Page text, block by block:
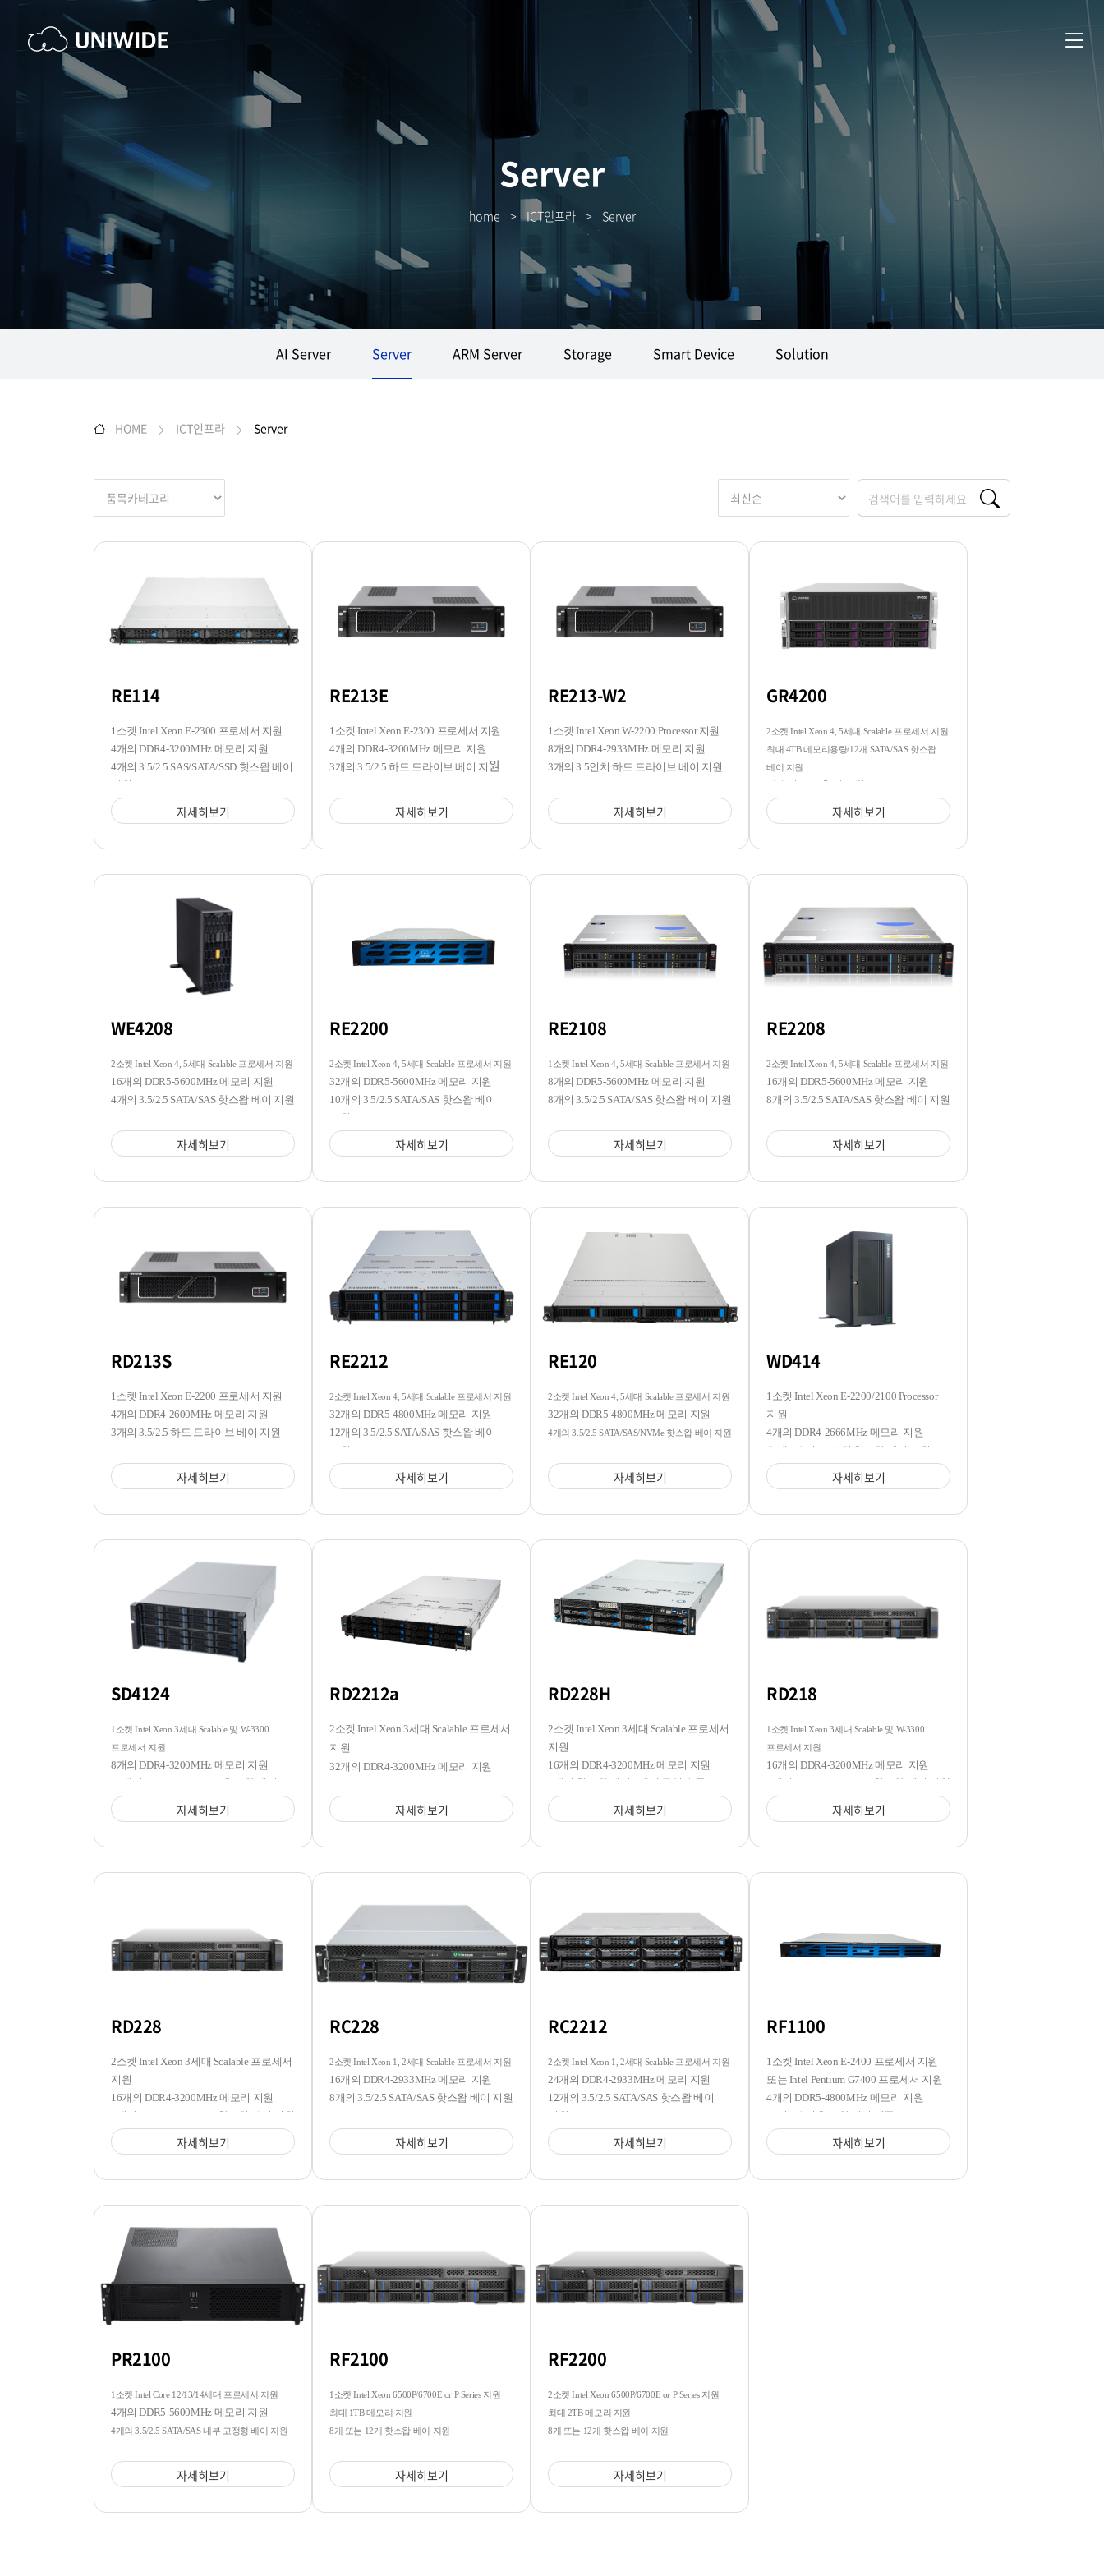
Server
home >ICT인프라> Server
AI Server Server ARM Server Storage Smart Device Solution
HOME ICT인프라 Server
RE114
1소켓 Intel Xeon E-2300 프로세서 지원
4개의 DDR4-3200MHz 메모리 지원
4개의 3.5/2.5 SAS/SATA/SSD 핫스왑 베이
지원
자세히보기
RE213E
1소켓 Intel Xeon E-2300 프로세서 지원
4개의 DDR4-3200MHz 메모리 지원
3개의 3.5/2.5 하드 드라이브 베이 지원
자세히보기
RE213-W2
1소켓 Intel Xeon W-2200 Processor 지원
8개의 DDR4-2933MHz 메모리 지원
3개의 3.5인치 하드 드라이브 베이 지원
자세히보기
GR4200
2소켓 Intel Xeon 4, 5세대 Scalable 프로세서 지원
최대 4TB 메모리용량/12개 SATA/SAS 핫스왑
베이 지원
다수의 GPU 확장 지원
자세히보기
WE4208
2소켓 Intel Xeon 4, 5세대 Scalable 프로세서 지원
16개의 DDR5-5600MHz 메모리 지원
4개의 3.5/2.5 SATA/SAS 핫스왑 베이 지원
자세히보기
RE2200
2소켓 Intel Xeon 4, 5세대 Scalable 프로세서 지원
32개의 DDR5-5600MHz 메모리 지원
10개의 3.5/2.5 SATA/SAS 핫스왑 베이
지원
자세히보기
RE2108
1소켓 Intel Xeon 4, 5세대 Scalable 프로세서 지원
8개의 DDR5-5600MHz 메모리 지원
8개의 3.5/2.5 SATA/SAS 핫스왑 베이 지원
자세히보기
RE2208
2소켓 Intel Xeon 4, 5세대 Scalable 프로세서 지원
16개의 DDR5-5600MHz 메모리 지원
8개의 3.5/2.5 SATA/SAS 핫스왑 베이 지원
자세히보기
RD213S
1소켓 Intel Xeon E-2200 프로세서 지원
4개의 DDR4-2600MHz 메모리 지원
3개의 3.5/2.5 하드 드라이브 베이 지원
자세히보기
RE2212
2소켓 Intel Xeon 4, 5세대 Scalable 프로세서 지원
32개의 DDR5-4800MHz 메모리 지원
12개의 3.5/2.5 SATA/SAS 핫스왑 베이
지원
자세히보기
RE120
2소켓 Intel Xeon 4, 5세대 Scalable 프로세서 지원
32개의 DDR5-4800MHz 메모리 지원
4개의 3.5/2.5 SATA/SAS/NVMe 핫스왑 베이 지원
자세히보기
WD414
1소켓 Intel Xeon E-2200/2100 Processor
지원
4개의 DDR4-2666MHz 메모리 지원
최대 7개의 3.5인치 핫스왑 베이 지원
자세히보기
SD4124
1소켓 Intel Xeon 3세대 Scalable 및 W-3300
프로세서 지원
8개의 DDR4-3200MHz 메모리 지원
24개의 3.5/2.5 SATA/SAS 핫스왑 베이
지원
자세히보기
RD2212a
2소켓 Intel Xeon 3세대 Scalable 프로세서
지원
32개의 DDR4-3200MHz 메모리 지원
자세히보기
RD228H
2소켓 Intel Xeon 3세대 Scalable 프로세서
지원
16개의 DDR4-3200MHz 메모리 지원
8개의 핫스왑 베이/4개의 듀얼 슬롯 GPU
지원
자세히보기
RD218
1소켓 Intel Xeon 3세대 Scalable 및 W-3300
프로세서 지원
16개의 DDR4-3200MHz 메모리 지원
8개의 3.5/2.5 SATA/SAS 핫스왑 베이 지원
자세히보기
RD228
2소켓 Intel Xeon 3세대 Scalable 프로세서
지원
16개의 DDR4-3200MHz 메모리 지원
8개의 3.5/2.5 SATA/SAS 핫스왑 베이 지원
자세히보기
RC228
2소켓 Intel Xeon 1, 2세대 Scalable 프로세서 지원
16개의 DDR4-2933MHz 메모리 지원
8개의 3.5/2.5 SATA/SAS 핫스왑 베이 지원
자세히보기
RC2212
2소켓 Intel Xeon 1, 2세대 Scalable 프로세서 지원
24개의 DDR4-2933MHz 메모리 지원
12개의 3.5/2.5 SATA/SAS 핫스왑 베이
지원
자세히보기
RF1100
1소켓 Intel Xeon E-2400 프로세서 지원
또는 Intel Pentium G7400 프로세서 지원
4개의 DDR5-4800MHz 메모리 지원
전면 4개의 핫스왑 베이 제공
자세히보기
PR2100
1소켓 Intel Core 12/13/14세대 프로세서 지원
4개의 DDR5-5600MHz 메모리 지원
4개의 3.5/2.5 SATA/SAS 내부 고정형 베이 지원
자세히보기
RF2100
1소켓 Intel Xeon 6500P/6700E or P Series 지원
최대 1TB 메모리 지원
8개 또는 12개 핫스왑 베이 지원
자세히보기
RF2200
2소켓 Intel Xeon 6500P/6700E or P Series 지원
최대 2TB 메모리 지원
8개 또는 12개 핫스왑 베이 지원
자세히보기